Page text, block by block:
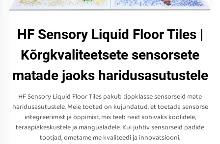
HF Sensory Liquid Floor Tiles |
Kõrgkvaliteetsete sensorsete
matade jaoks haridusasutustele
HF Sensory Liquid Floor Tiles pakub tippklasse sensorseid mate
haridusasutustele. Meie tooted on kujundatud, et toetada sensorse
integreerimist ja õppimist, mis teeb neid sobivaks koolidele,
teraapiakeskustele ja mängualadele. Kui juhtiv sensorseid padide
tootjad, ometame me kvaliteedi ja innovatsiooni.